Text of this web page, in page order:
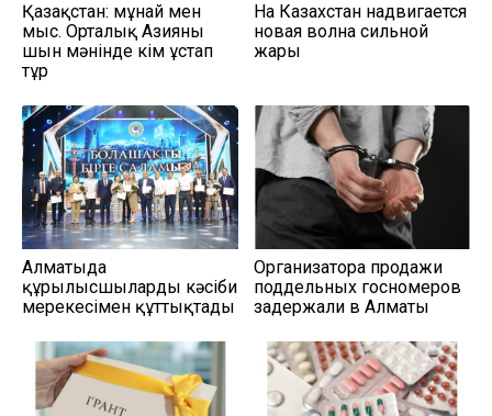
Қазақстан: мұнай мен
мыс. Орталық Азияны
шын мәнінде кім ұстап
тұр
На Казахстан надвигается
новая волна сильной
жары
Алматыда
құрылысшыларды кәсіби
мерекесімен құттықтады
Организатора продажи
поддельных госномеров
задержали в Алматы